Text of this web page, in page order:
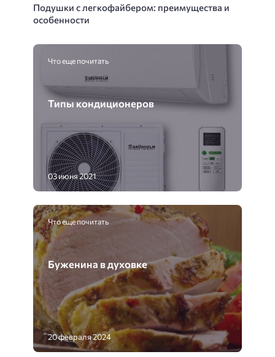
Подушки с легкофайбером: преимущества и
особенности
Что еще почитать
Типы кондиционеров
03 июня 2021
Что еще почитать
Буженина в духовке
20 февраля 2024